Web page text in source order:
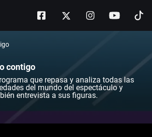
contigo
que repasa y analiza todas las
del mundo del espectáculo y
entrevista a sus figuras.